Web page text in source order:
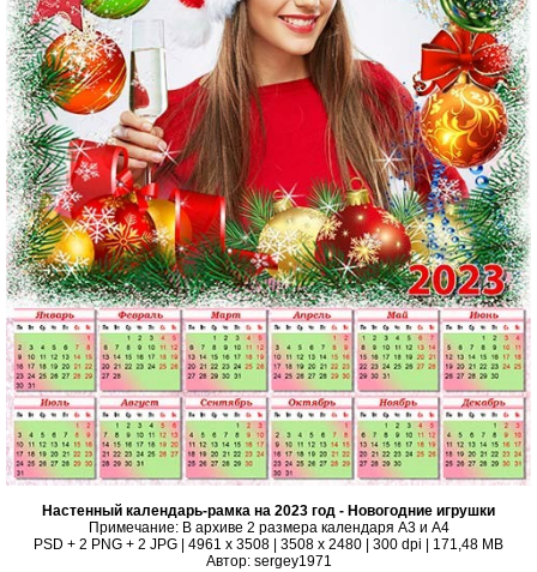
Настенный календарь-рамка на 2023 год - Новогодние игрушки
Примечание: В архиве 2 размера календаря А3 и А4
PSD + 2 PNG + 2 JPG | 4961 x 3508 | 3508 x 2480 | 300 dpi | 171,48 MB
Автор: sergey1971